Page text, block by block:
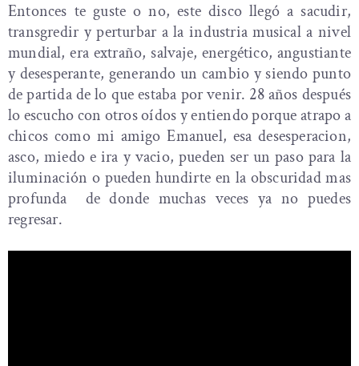
Entonces te guste o no, este disco llegó a sacudir,
transgredir y perturbar a la industria musical a nivel
mundial, era extraño, salvaje, energético, angustiante
y desesperante, generando un cambio y siendo punto
de partida de lo que estaba por venir. 28 años después
lo escucho con otros oídos y entiendo porque atrapo a
chicos como mi amigo Emanuel, esa desesperacion,
asco, miedo e ira y vacio, pueden ser un paso para la
iluminación o pueden hundirte en la obscuridad mas
profunda de donde muchas veces ya no puedes
regresar.